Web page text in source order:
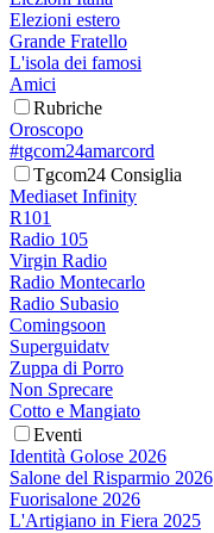
Elezioni estero
Grande Fratello
L'isola dei famosi
Amici
Rubriche
Oroscopo
#tgcom24amarcord
Tgcom24 Consiglia
Mediaset Infinity
R101
Radio 105
Virgin Radio
Radio Montecarlo
Radio Subasio
Comingsoon
Superguidatv
Zuppa di Porro
Non Sprecare
Cotto e Mangiato
Eventi
Identità Golose 2026
Salone del Risparmio 2026
Fuorisalone 2026
L'Artigiano in Fiera 2025